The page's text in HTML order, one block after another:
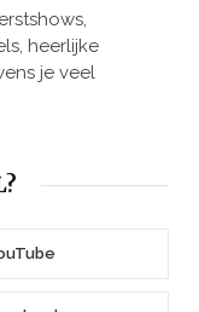
heerlijke
je veel